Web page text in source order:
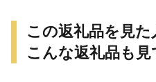
この返礼品を見た
こんな返礼品も